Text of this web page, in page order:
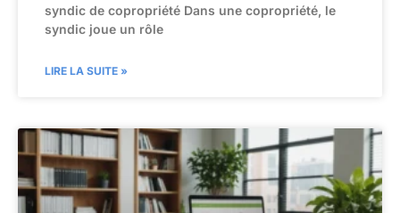
syndic de copropriété Dans une copropriété, le
syndic joue un rôle
LIRE LA SUITE »